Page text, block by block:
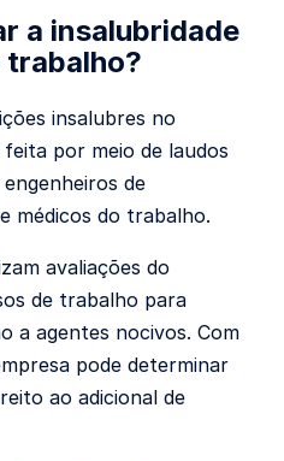
a insalubridade
trabalho?
insalubres no
por meio de laudos
de
médicos do trabalho.
avaliações do
de trabalho para
a agentes nocivos. Com
pode determinar
ao adicional de